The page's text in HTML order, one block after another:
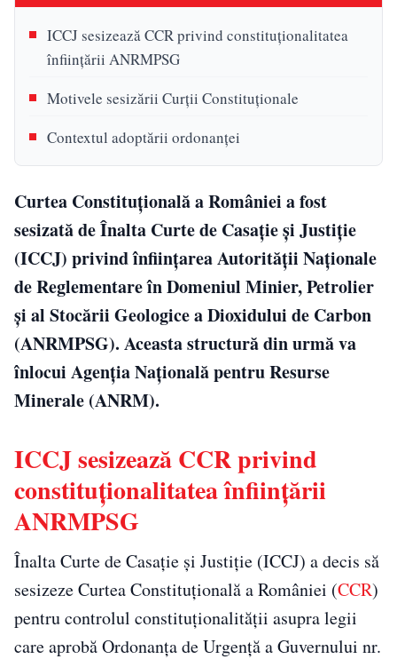
ICCJ sesizează CCR privind constituționalitatea
înființării ANRMPSG
Motivele sesizării Curții Constituționale
Contextul adoptării ordonanței
Curtea Constituțională a României a fost
sesizată de Înalta Curte de Casație și Justiție
(ICCJ) privind înființarea Autorității Naționale
de Reglementare în Domeniul Minier, Petrolier
și al Stocării Geologice a Dioxidului de Carbon
(ANRMPSG). Aceasta structură din urmă va
înlocui Agenția Națională pentru Resurse
Minerale (ANRM).
ICCJ sesizează CCR privind
constituționalitatea înființării
ANRMPSG
Înalta Curte de Casație și Justiție (ICCJ) a decis să
sesizeze Curtea Constituțională a României (CCR)
pentru controlul constituționalității asupra legii
care aprobă Ordonanța de Urgență a Guvernului nr.